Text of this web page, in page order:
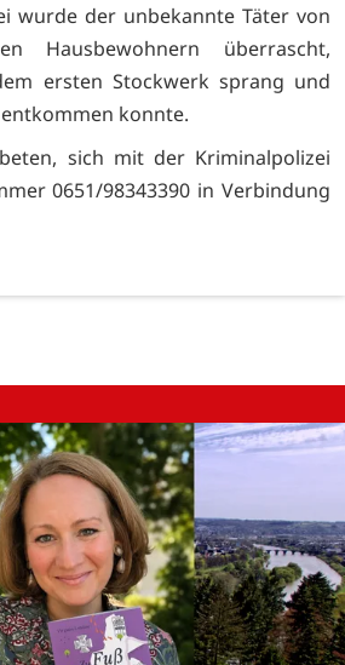
wurde der unbekannte Täter von
Hausbewohnern überrascht,
ersten Stockwerk sprang und
konnte.
sich mit der Kriminalpolizei
0651/98343390 in Verbindung